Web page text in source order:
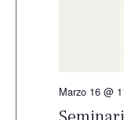
Marzo 16 @